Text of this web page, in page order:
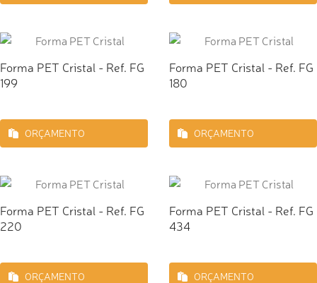
Forma PET Cristal - Ref. FG
199
ORÇAMENTO
Forma PET Cristal - Ref. FG
180
ORÇAMENTO
Forma PET Cristal - Ref. FG
220
ORÇAMENTO
Forma PET Cristal - Ref. FG
434
ORÇAMENTO